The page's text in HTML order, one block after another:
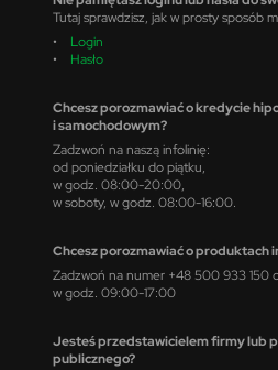
Tutaj sprawdzisz, jak w prosty sposób
• Login
• Hasło
Chcesz porozmawiać o kredycie
i samochodowym?
Zadzwoń na naszą infolinię:
od poniedziałku do piątku,
w godz. 08:00-20:00,
w soboty, w godz. 08:00-16:00.
Chcesz porozmawiać o produktach
Zadzwoń na numer +48 500 933 150
w godz. 09:00-17:00
Jesteś przedstawicielem firmy lub
publicznego?